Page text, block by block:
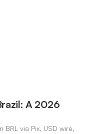
A 2026
via Pix, USD wire,